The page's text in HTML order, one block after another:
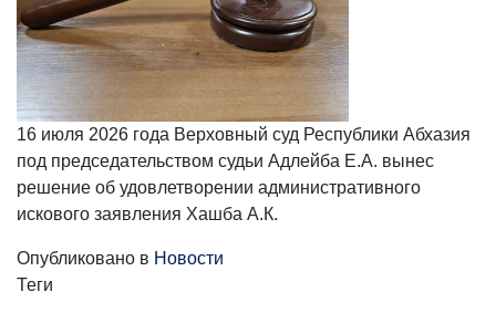
16 июля 2026 года Верховный суд Республики Абхазия
под председательством судьи Адлейба Е.А. вынес
решение об удовлетворении административного
искового заявления Хашба А.К.
Опубликовано в Новости
Теги